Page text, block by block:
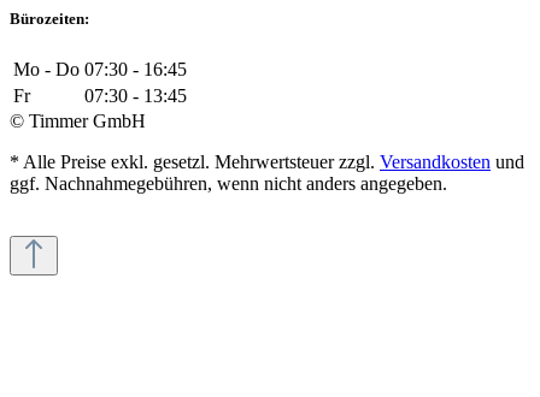
Bürozeiten:
Mo - Do 07:30 - 16:45
Fr
07:30 - 13:45
© Timmer GmbH
* Alle Preise exkl. gesetzl. Mehrwertsteuer zzgl. Versandkosten und
ggf. Nachnahmegebühren, wenn nicht anders angegeben.